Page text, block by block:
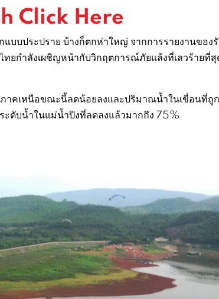
Click Here
แบบประปราย บ้างก็ตกห่าใหญ่ จากการรายงานของ
ยกำลังเผชิญหน้ากับวิกฤตการณ์ภัยแล้งที่เลวร้ายที่สุ
าคเหนือขณะนี้ลดน้อยลงและปริมาณน้ำในเขื่อนที่ถู
ะดับน้ำในแม่น้ำปิงที่ลดลงแล้วมากถึง 75%